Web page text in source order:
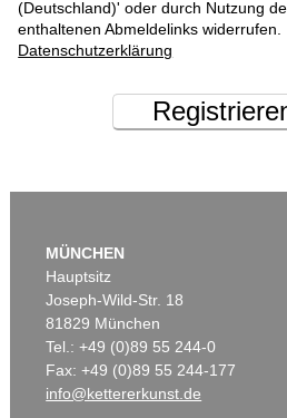
(Deutschland)' oder durch Nutzung
enthaltenen Abmeldelinks widerrufen.
Datenschutzerklärung
MÜNCHEN
Hauptsitz
Joseph-Wild-Str. 18
81829 München
Tel.: +49 (0)89 55 244-0
Fax: +49 (0)89 55 244-177
info@kettererkunst.de